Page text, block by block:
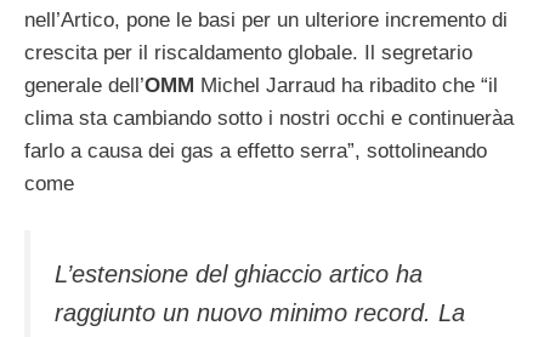
nell’Artico, pone le basi per un ulteriore incremento di
crescita per il riscaldamento globale. Il segretario
generale dell’OMM Michel Jarraud ha ribadito che “il
clima sta cambiando sotto i nostri occhi e continueràa
farlo a causa dei gas a effetto serra”, sottolineando
come
L’estensione del ghiaccio artico ha
raggiunto un nuovo minimo record. La